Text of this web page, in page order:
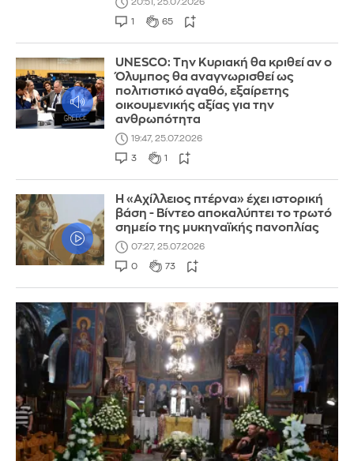
20:51, 25.07.2026
1 65
UNESCO: Την Κυριακή θα κριθεί αν ο
Όλυμπος θα αναγνωρισθεί ως
πολιτιστικό αγαθό, εξαίρετης
οικουμενικής αξίας για την
ανθρωπότητα
19:47, 25.07.2026
3 1
Η «Αχίλλειος πτέρνα» έχει ιστορική
βάση - Βίντεο αποκαλύπτει το τρωτό
σημείο της μυκηναϊκής πανοπλίας
07:27, 25.07.2026
0 73